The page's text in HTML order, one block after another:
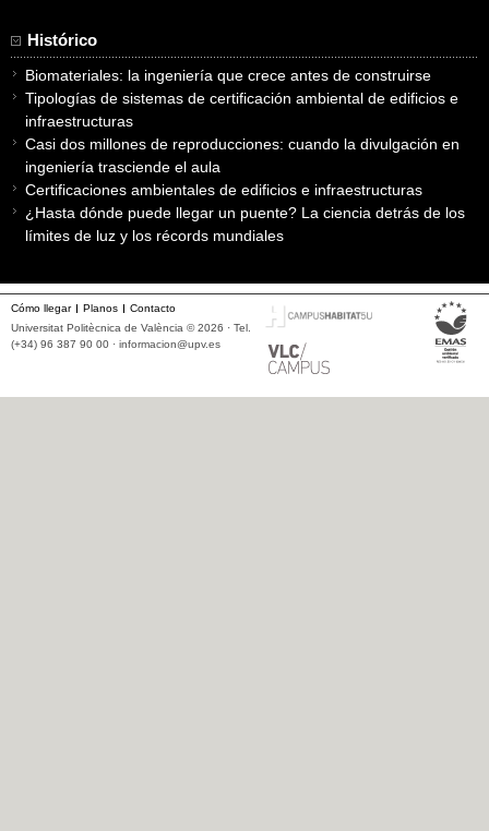
Histórico
Biomateriales: la ingeniería que crece antes de construirse
Tipologías de sistemas de certificación ambiental de edificios e
infraestructuras
Casi dos millones de reproducciones: cuando la divulgación en
ingeniería trasciende el aula
Certificaciones ambientales de edificios e infraestructuras
¿Hasta dónde puede llegar un puente? La ciencia detrás de los
límites de luz y los récords mundiales
Cómo llegar Planos
Contacto
Universitat Politècnica de València © 2026 · Tel.
(+34) 96 387 90 00 · informacion@upv.es